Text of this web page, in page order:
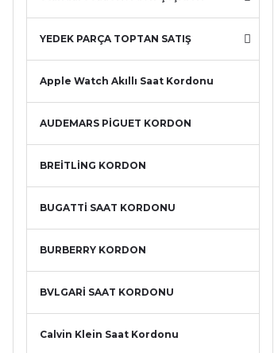
YEDEK PARÇA TOPTAN SATIŞ
Apple Watch Akıllı Saat Kordonu
AUDEMARS PİGUET KORDON
BREİTLİNG KORDON
BUGATTİ SAAT KORDONU
BURBERRY KORDON
BVLGARİ SAAT KORDONU
Calvin Klein Saat Kordonu